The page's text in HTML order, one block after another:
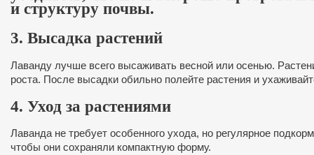
и структуру почвы.
3. Высадка растений
Лаванду лучше всего высаживать весной или осенью.
роста. После высадки обильно полейте растения и
4. Уход за растениями
Лаванда не требует особенного ухода, но регулярное
чтобы они сохраняли компактную форму.